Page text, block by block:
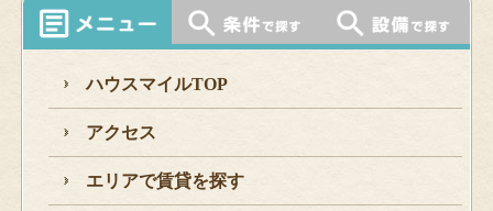
ハウスマイルTOP
アクセス
エリアで賃貸を探す